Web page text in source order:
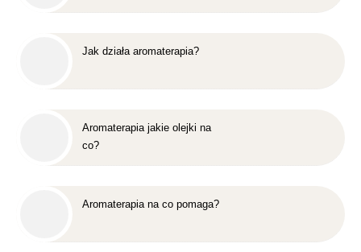
Jak działa aromaterapia?
Aromaterapia jakie olejki na
co?
Aromaterapia na co pomaga?